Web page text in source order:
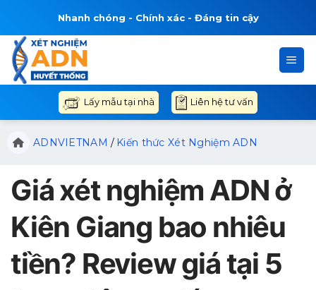
nội
dung
Nhanh chóng - Chính xác - Đáng tin cậy
Lấy mẫu tại nhà Liên hệ tư vấn
ADNVIETNAM / Kiến thức Xét Nghiệm ADN
Giá xét nghiệm ADN ở
Kiên Giang bao nhiêu
tiền? Review giá tại 5